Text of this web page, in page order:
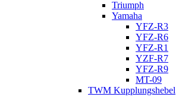
Triumph
Yamaha
YFZ-R3
YFZ-R6
YFZ-R1
YZF-R7
YFZ-R9
MT-09
TWM Kupplungshebel